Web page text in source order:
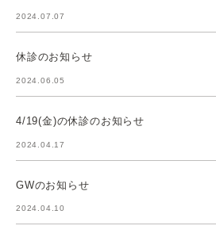
2024.07.07
休診のお知らせ
2024.06.05
4/19(金)の休診のお知らせ
2024.04.17
GWのお知らせ
2024.04.10